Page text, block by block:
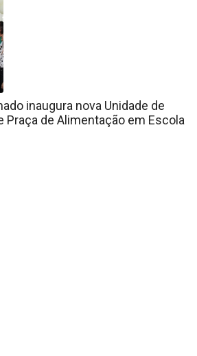
inaugura nova Unidade de
Praça de Alimentação em Escola